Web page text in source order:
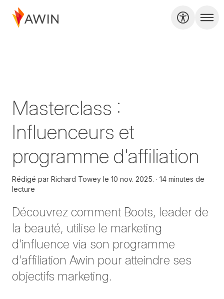
Masterclass :
Influenceurs et
programme d'affiliation
Rédigé par Richard Towey le 10 nov. 2025.
14 minutes de
lecture
Découvrez comment Boots, leader de
la beauté, utilise le marketing
d'influence via son programme
d'affiliation Awin pour atteindre ses
objectifs marketing.